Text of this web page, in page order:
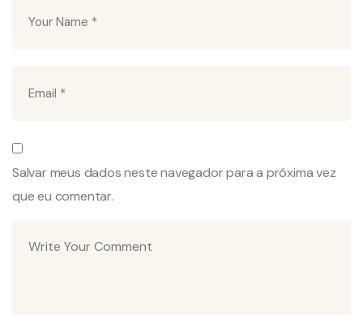
Salvar meus dados neste navegador para a próxima vez
que eu comentar.